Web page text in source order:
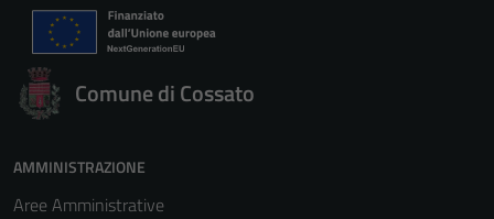
Comune di Cossato
AMMINISTRAZIONE
Aree Amministrative